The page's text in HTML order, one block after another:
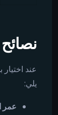
عند
يلي:
عمر